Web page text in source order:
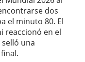
dos
el minuto 80. El
reaccionó en el
una